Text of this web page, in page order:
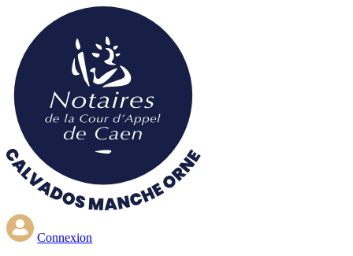
contenu
principal
Connexion